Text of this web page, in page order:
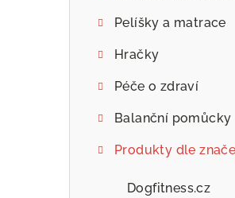
Pelíšky a matrace
Hračky
Péče o zdraví
Balanční pomůcky
Produkty dle
Dogfitness.cz